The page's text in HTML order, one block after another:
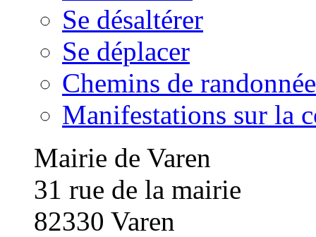
Se désaltérer
Se déplacer
Chemins de randonnée
Manifestations sur la
Mairie de Varen
31 rue de la mairie
82330 Varen